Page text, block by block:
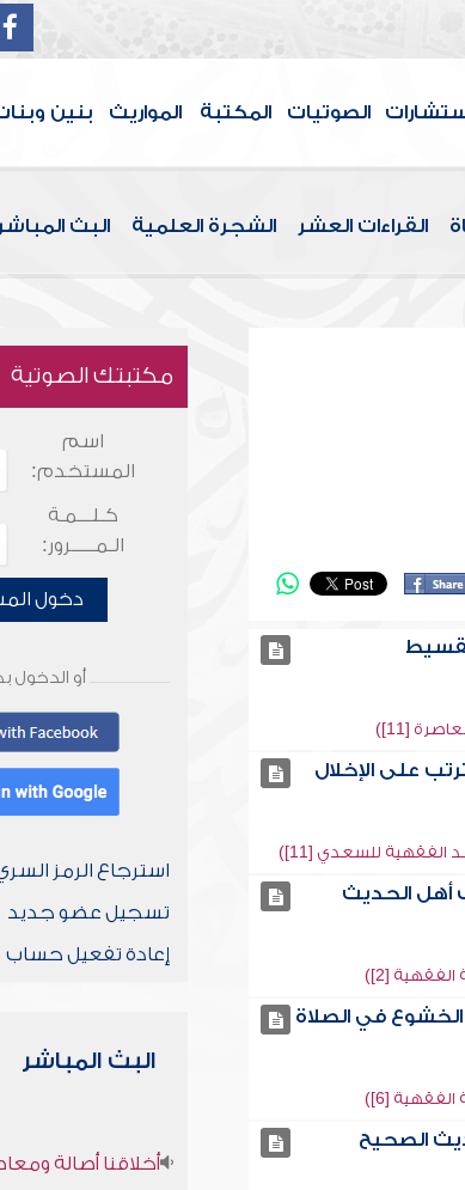
الصوتيات المكتبة المواريث بنين
القراءات العشر الشجرة العلمية البث المباشر
[11])
على الإخلال
للسعدي [11])
أهل الحديث
[2])
في الصلاة
[6])
الصحيح
مكتبتك الصوتية
اسم
المستخدم:
كـلـــمـة
الـمـــــرور:
دخول
أو الدخول
استرجاع الرمز
تسجيل عضو جديد
إعادة تفعيل حساب
البث المباشر
أخلاقنا أصالة